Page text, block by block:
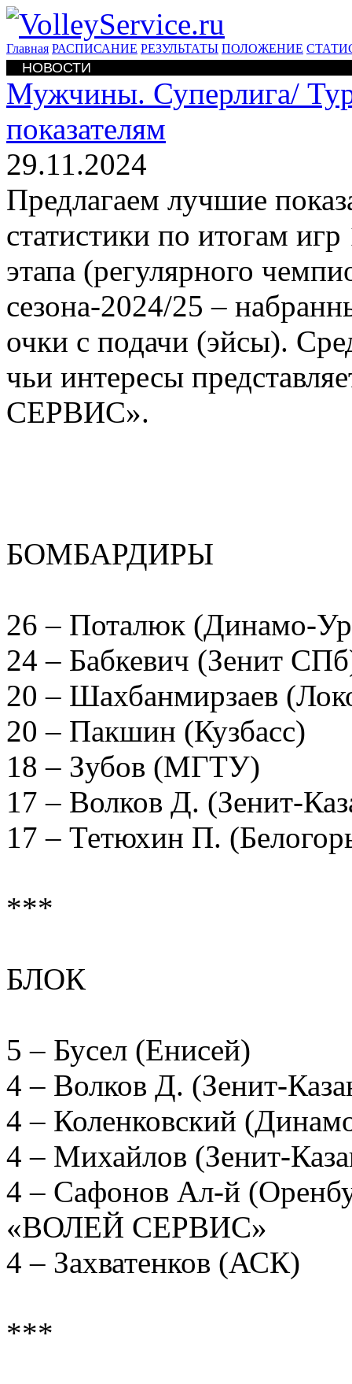
Главная РАСПИСАНИЕ РЕЗУЛЬТАТЫ ПОЛОЖЕНИЕ
НОВОСТИ
Мужчины. Суперлига/
показателям
29.11.2024
Предлагаем лучшие
статистики по итогам
этапа (регулярного
сезона-2024/25 –
очки с подачи (эйсы).
чьи интересы
СЕРВИС».
БОМБАРДИРЫ
26 – Поталюк (Динамо-
24 – Бабкевич (Зенит
20 – Шахбанмирзаев
20 – Пакшин (Кузбасс)
18 – Зубов (МГТУ)
17 – Волков Д. (Зенит-
17 – Тетюхин П.
***
БЛОК
5 – Бусел (Енисей)
4 – Волков Д. (Зенит-
4 – Коленковский
4 – Михайлов (Зенит-
4 – Сафонов Ал-й
«ВОЛЕЙ СЕРВИС»
4 – Захватенков (АСК)
***